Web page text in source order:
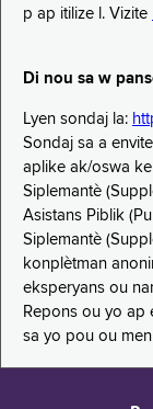
p ap itilize l. Vizite
Di nou sa w
Lyen sondaj la:
Sondaj sa a
aplike ak/oswa
Siplemantè
Asistans Piblik
Siplemantè
konplètman
eksperyans ou
Repons ou yo ap
sa yo pou ou